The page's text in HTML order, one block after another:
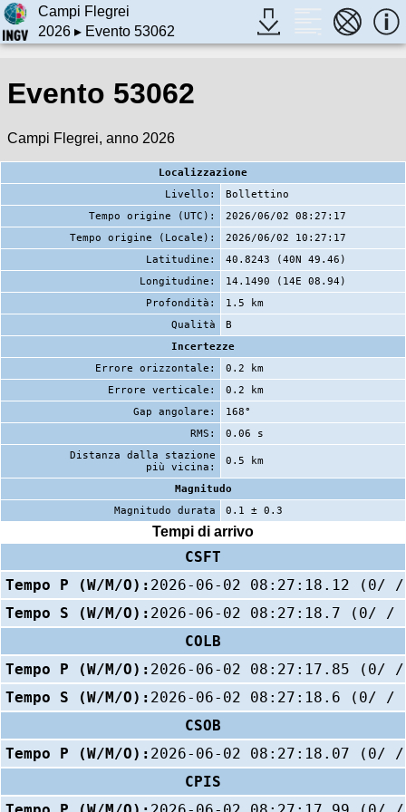
Campi Flegrei
2026▸ Evento 53062
Evento 53062
Campi Flegrei, anno 2026
Localizzazione
Livello:
Bollettino
Tempo origine (UTC):
2026/06/02 08:27:17
Tempo origine (Locale):
2026/06/02 10:27:17
Latitudine:
40.8243 (40N 49.46)
Longitudine:
14.1490 (14E 08.94)
Profondità:
1.5 km
Qualità
B
Incertezze
Errore orizzontale:
0.2 km
Errore verticale:
0.2 km
Gap angolare:
168°
RMS:
0.06 s
Distanza dalla stazione
più vicina:
0.5 km
Magnitudo
Magnitudo durata
0.1 ± 0.3
Tempi di arrivo
CSFT
Tempo P (W/M/O): 2026-06-02 08:27:18.12 (0/
Tempo S (W/M/O): 2026-06-02 08:27:18.7 (0/ /
COLB
Tempo P (W/M/O): 2026-06-02 08:27:17.85 (0/
Tempo S (W/M/O): 2026-06-02 08:27:18.6 (0/ /
CSOB
Tempo P (W/M/O): 2026-06-02 08:27:18.07 (0/
CPIS